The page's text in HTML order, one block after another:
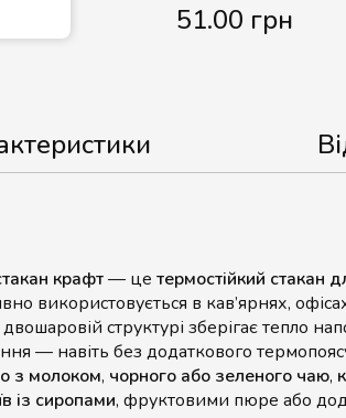
51.00 грн
крафт— це термостійкий стакан
використовується в кав’ярнях,
структурі зберігає тепло
— навіть без додаткового
з молоком, чорного або зеленого чаю,
із сиропами, фруктовими пюре або